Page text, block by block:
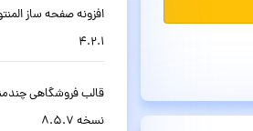
4.2.1
نسخه 8.5.7